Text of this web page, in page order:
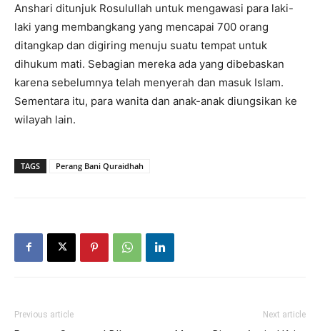
Anshari ditunjuk Rosulullah untuk mengawasi para laki-
laki yang membangkang yang mencapai 700 orang
ditangkap dan digiring menuju suatu tempat untuk
dihukum mati. Sebagian mereka ada yang dibebaskan
karena sebelumnya telah menyerah dan masuk Islam.
Sementara itu, para wanita dan anak-anak diungsikan ke
wilayah lain.
TAGS Perang Bani Quraidhah
Previous article Next article